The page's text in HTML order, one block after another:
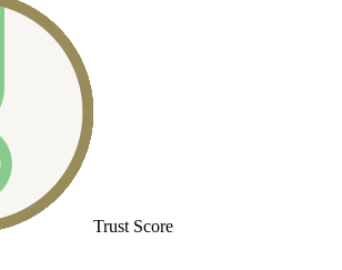
Trust Score